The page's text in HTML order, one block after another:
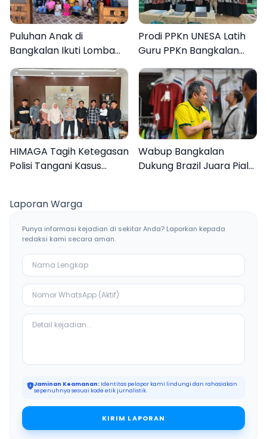
Puluhan Anak di
Bangkalan Ikuti Lomba
Mewarnai Bertema
Liburan Keluarga
Prodi PPKn UNESA Latih
Guru PPKn Bangkalan
dengan Pembelajaran
Inovasi Teknologi
HIMAGA Tagih Ketegasan
Polisi Tangani Kasus
Wabup Bangkalan
Dukung Brazil Juara Piala
Laporan Warga
Punya informasi kejadian di sekitar Anda? Laporkan kepada
redaksi kami secara aman.
Jaminan Keamanan: Identitas pelapor kami lindungi dan rahasiakan
sepenuhnya sesuai kode etik jurnalistik.
KIRIM LAPORAN